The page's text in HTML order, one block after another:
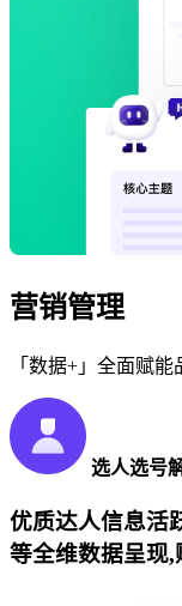
营销管理
「数据+」全面赋
选人选号
优质达人信息活
等全维数据呈现,